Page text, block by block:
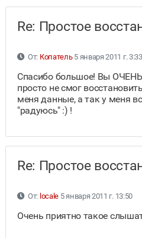
Re: Простое
От: Копатель5 января 2011 г. 3:33
Спасибо большое! Вы
просто не смог
меня данные, а так у меня
"радуюсь" :) !
Re: Простое
От: locale 5 января 2011 г. 13:50
Очень приятно такое